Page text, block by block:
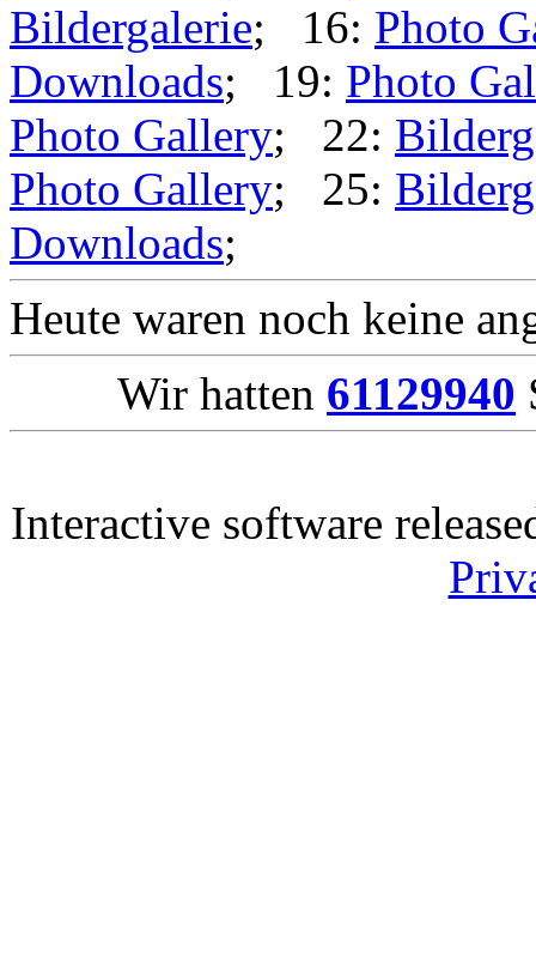
Bildergalerie; 16: Photo
Downloads; 19: Photo
Photo Gallery; 22:
Photo Gallery; 25:
Downloads;
Heute waren noch keine
Wir hatten 61129940
Interactive software